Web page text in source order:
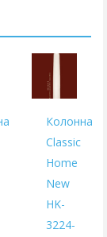
Колонна
Classic
Home
New
HK-
3224-